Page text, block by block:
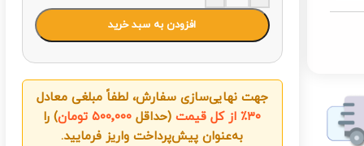
افزودن به سبد خرید
جهت نهایی‌سازی سفارش، لطفاً مبلغی معادل
۳۰٪ از کل قیمت
(حداقل ۵۰۰٬۰۰۰ تومان
) را
به‌عنوان پیش‌پرداخت واریز فرمایید.